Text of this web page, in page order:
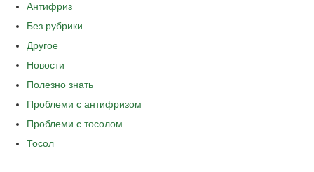
Антифриз
Без рубрики
Другое
Новости
Полезно знать
Проблеми с антифризом
Проблеми с тосолом
Тосол